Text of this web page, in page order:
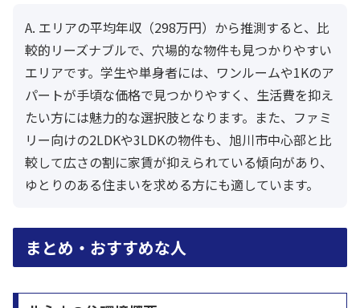
A. エリアの平均年収（298万円）から推測すると、比
較的リーズナブルで、穴場的な物件も見つかりやすい
エリアです。学生や単身者には、ワンルームや1Kのア
パートが手頃な価格で見つかりやすく、生活費を抑え
たい方には魅力的な選択肢となります。また、ファミ
リー向けの2LDKや3LDKの物件も、旭川市中心部と比
較して広さの割に家賃が抑えられている傾向があり、
ゆとりのある住まいを求める方にも適しています。
まとめ・おすすめな人